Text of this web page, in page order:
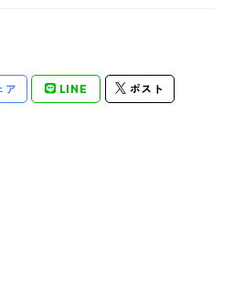
ア LINE ポスト